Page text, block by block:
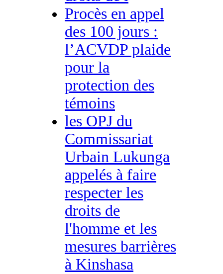
Procès en appel
des 100 jours :
l’ACVDP plaide
pour la
protection des
témoins
les OPJ du
Commissariat
Urbain Lukunga
appelés à faire
respecter les
droits de
l'homme et les
mesures barrières
à Kinshasa